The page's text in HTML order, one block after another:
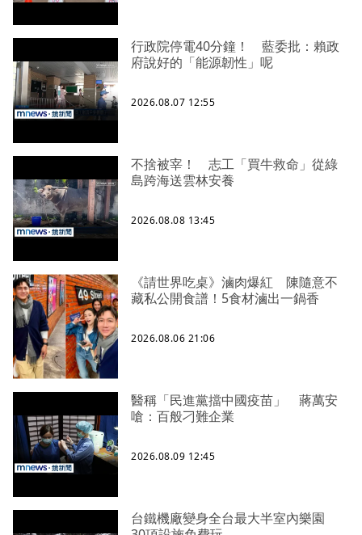
行政院停電40分鐘！ 藍委批：賴政
府說好的「能源韌性」呢
2026.08.07 12:55
不捨被宰！ 志工「買牛救命」從綠
島跨海送雲林安養
2026.08.08 13:45
《請世界吃桌》滷肉爆紅 陳隨意不
藏私公開食譜！5食材滷出一鍋香
2026.08.06 21:06
醫稱「民進黨擋中國疫苗」 蔣萬安
嗆：百般刁難企業
2026.08.09 12:45
台鐵機廠變身全台最大半室內樂園